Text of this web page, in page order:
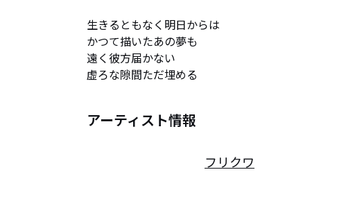
生きるともなく明日からは
かつて描いたあの夢も
遠く彼方届かない
虚ろな隙間ただ埋める
アーティスト情報
フリクワ